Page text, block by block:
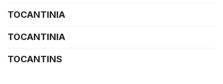
TOCANTINIA
TOCANTINIA
TOCANTINS